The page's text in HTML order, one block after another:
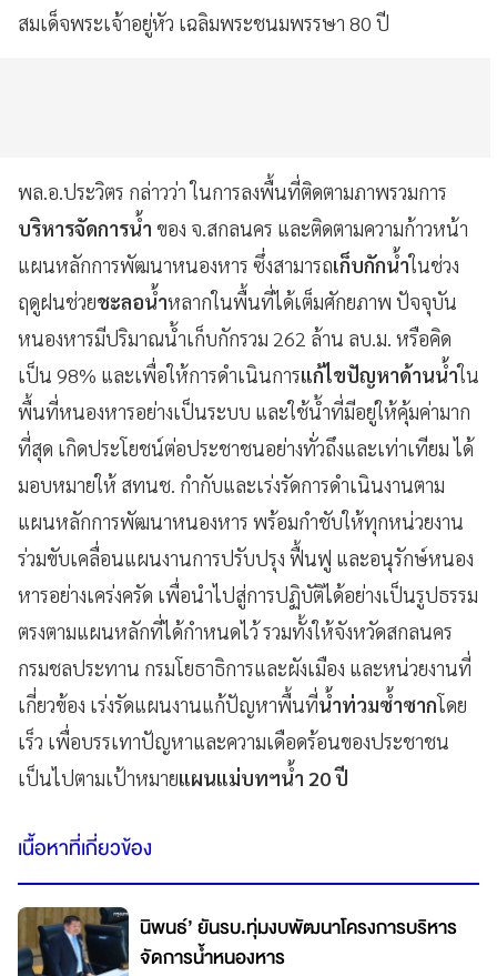
สมเด็จพระเจ้าอยู่หัว เฉลิมพระชนมพรรษา 80 ปี
พล.อ.ประวิตร กล่าวว่า ในการลงพื้นที่ติดตามภาพรวมการ
บริหารจัดการน้ำ ของ จ.สกลนคร และติดตามความก้าวหน้า
แผนหลักการพัฒนาหนองหาร ซึ่งสามารถเก็บกักน้ำในช่วง
ฤดูฝนช่วยชะลอน้ำหลากในพื้นที่ได้เต็มศักยภาพ ปัจจุบัน
หนองหารมีปริมาณน้ำเก็บกักรวม 262 ล้าน ลบ.ม. หรือคิด
เป็น 98% และเพื่อให้การดำเนินการแก้ไขปัญหาด้านน้ำใน
พื้นที่หนองหารอย่างเป็นระบบ และใช้น้ำที่มีอยู่ให้คุ้มค่ามาก
ที่สุด เกิดประโยชน์ต่อประชาชนอย่างทั่วถึงและเท่าเทียม ได้
มอบหมายให้ สทนช. กำกับและเร่งรัดการดำเนินงานตาม
แผนหลักการพัฒนาหนองหาร พร้อมกำชับให้ทุกหน่วยงาน
ร่วมขับเคลื่อนแผนงานการปรับปรุง ฟื้นฟู และอนุรักษ์หนอง
หารอย่างเคร่งครัด เพื่อนำไปสู่การปฏิบัติได้อย่างเป็นรูปธรรม
ตรงตามแผนหลักที่ได้กำหนดไว้ รวมทั้งให้จังหวัดสกลนคร
กรมชลประทาน กรมโยธาธิการและผังเมือง และหน่วยงานที่
เกี่ยวข้อง เร่งรัดแผนงานแก้ปัญหาพื้นที่น้ำท่วมซ้ำซากโดย
เร็ว เพื่อบรรเทาปัญหาและความเดือดร้อนของประชาชน
เป็นไปตามเป้าหมายแผนแม่บทฯน้ำ 20 ปี
เนื้อหาที่เกี่ยวข้อง
นิพนธ์’ ยันรบ.ทุ่มงบพัฒนาโครงการบริหาร
จัดการน้ำหนองหาร